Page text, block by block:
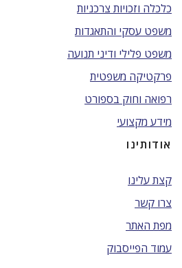
כלכלה וזכויות צרכניות
משפט עסקי והתאגדות
משפט פלילי ודיני תנועה
פרקטיקה משפטית
רפואה וחוק בספורט
מידע מקצועי
אודותינו
קצת עלינו
צרו קשר
מפת האתר
עמוד הפייסבוק